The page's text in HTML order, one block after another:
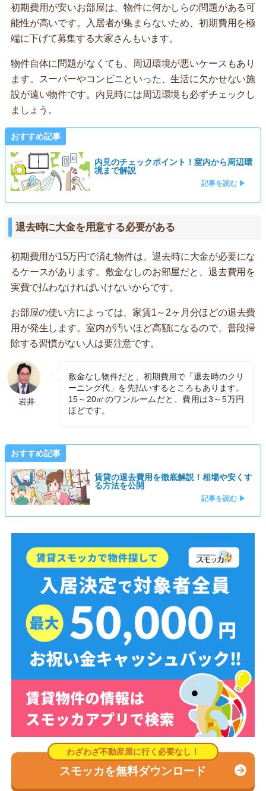
初期費用が安いお部屋は、物件に何かしらの問題がある可
能性が高いです。入居者が集まらないため、初期費用を極
端に下げて募集する大家さんもいます。
物件自体に問題がなくても、周辺環境が悪いケースもあり
ます。スーパーやコンビニといった、生活に欠かせない施
設が遠い物件です。内見時には周辺環境も必ずチェックし
ましょう。
おすすめ記事
内見のチェックポイント！室内から周辺環
境まで解説
記事を読む ▶
退去時に大金を用意する必要がある
初期費用が15万円で済む物件は、退去時に大金が必要にな
るケースがあります。敷金なしのお部屋だと、退去費用を
実費で払わなければいけないからです。
お部屋の使い方によっては、家賃1～2ヶ月分ほどの退去費
用が発生します。室内が汚いほど高額になるので、普段掃
除する習慣がない人は要注意です。
岩井
敷金なし物件だと、初期費用で「退去時のクリ
ーニング代」を先払いするところもあります。
15～20㎡のワンルームだと、費用は3～5万円
ほどです。
おすすめ記事
賃貸の退去費用を徹底解説！相場や安くす
る方法を公開
記事を読む ▶
スモッカを無料ダウンロード